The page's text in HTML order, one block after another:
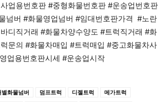
업용번호판 #중형화물번호판 #운송업번호판
넘버 #화물영업넘버 #임대번호판가격 #노란
디직거래 #화물차양수양도 #트럭직거래 #화
문의 #화물차매입 #트럭매입 #중고화물차사
업용번호판시세 #운송업시작
별화물넘버 덤프트럭 디젤트럭
메가트럭